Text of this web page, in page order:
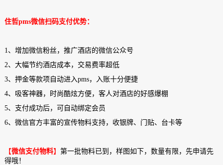
住哲pms微信扫码支付优势：
1、增加微信粉丝，推广酒店的微信公众号
2、大幅节约酒店成本，交易费率超低
3、押金等款项自动进入pms，入账十分便捷
4、吸客神器，时尚酷炫方便，客人对酒店的好感爆棚
5、支付成功后，可自动绑定会员
6、微信官方丰富的宣传物料支持，收银牌、门贴、台卡等
【微信支付物料】 第一批物料已到，样图如下，数量有限，先申请先
得哦！